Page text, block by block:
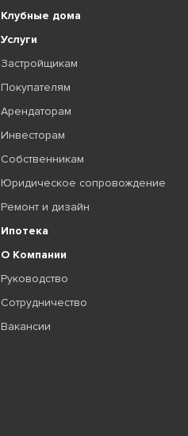
Клубные дома
Услуги
Застройщикам
Покупателям
Арендаторам
Инвесторам
Собственникам
Юридическое сопровождение
Ремонт и дизайн
Ипотека
О Компании
Руководство
Сотрудничество
Вакансии